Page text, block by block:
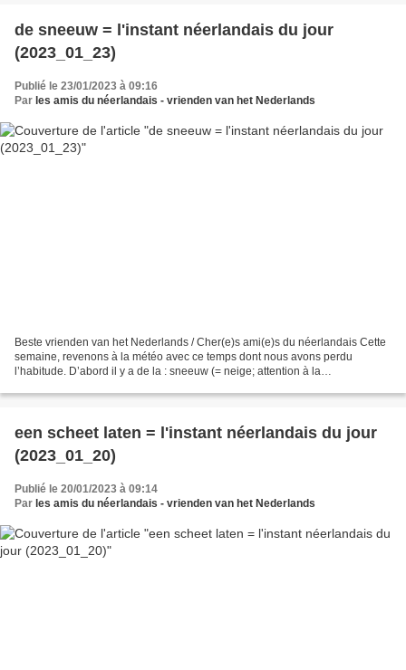
de sneeuw = l'instant néerlandais du jour
(2023_01_23)
Publié le 23/01/2023 à 09:16
Par les amis du néerlandais - vrienden van het Nederlands
Beste vrienden van het Nederlands / Cher(e)s ami(e)s du néerlandais Cette
semaine, revenons à la météo avec ce temps dont nous avons perdu
l’habitude. D’abord il y a de la : sneeuw (= neige; attention à la
sneeuw.ogg)...
een scheet laten = l'instant néerlandais du jour
(2023_01_20)
Publié le 20/01/2023 à 09:14
Par les amis du néerlandais - vrienden van het Nederlands